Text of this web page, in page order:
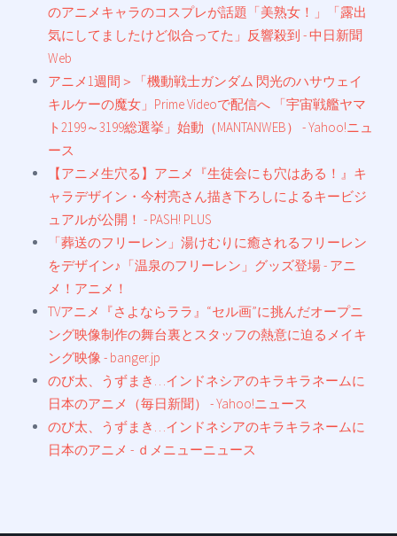
のアニメキャラのコスプレが話題「美熟女！」「露出
気にしてましたけど似合ってた」反響殺到 - 中日新聞
Web
アニメ1週間＞「機動戦士ガンダム 閃光のハサウェイ
キルケーの魔女」Prime Videoで配信へ 「宇宙戦艦ヤマ
ト2199～3199総選挙」始動（MANTANWEB） - Yahoo!ニュ
ース
【アニメ生穴る】アニメ『生徒会にも穴はある！』キ
ャラデザイン・今村亮さん描き下ろしによるキービジ
ュアルが公開！ - PASH! PLUS
「葬送のフリーレン」湯けむりに癒されるフリーレン
をデザイン♪「温泉のフリーレン」グッズ登場 - アニ
メ！アニメ！
TVアニメ『さよならララ』“セル画”に挑んだオープニ
ング映像制作の舞台裏とスタッフの熱意に迫るメイキ
ング映像 - banger.jp
のび太、うずまき…インドネシアのキラキラネームに
日本のアニメ（毎日新聞） - Yahoo!ニュース
のび太、うずまき…インドネシアのキラキラネームに
日本のアニメ - ｄメニューニュース